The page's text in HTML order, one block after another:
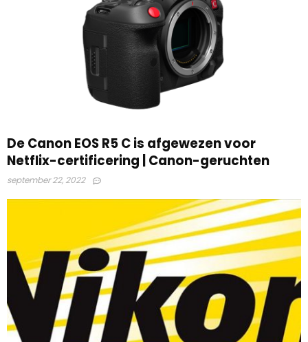
De Canon EOS R5 C is afgewezen voor
Netflix-certificering | Canon-geruchten
september 22, 2022